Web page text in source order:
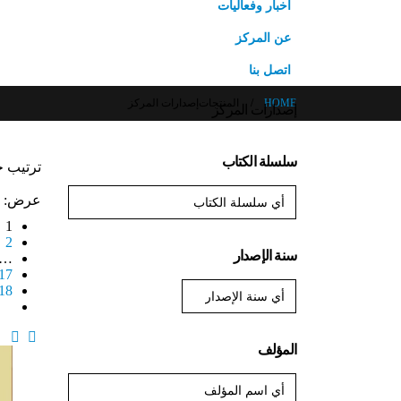
أخبار وفعاليات
عن المركز
اتصل بنا
HOME
إصدارات المركز
عرض:
1
2
سلسلة الكتاب
سنة الإصدار
المؤلف